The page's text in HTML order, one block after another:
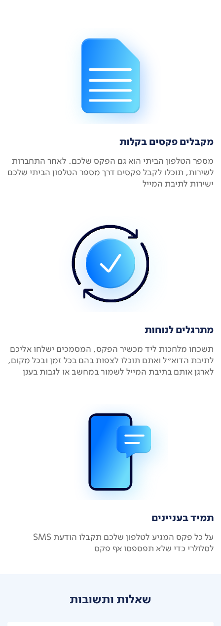
מקבלים פקסים בקלות
מספר הטלפון הביתי הוא גם הפקס שלכם. לאחר התחברות
לשירות, תוכלו לקבל פקסים דרך מספר הטלפון הביתי שלכם
ישירות לתיבת המייל
מתרגלים לנוחות
תשכחו מלחכות ליד מכשיר הפקס, המסמכים ישלחו אליכם
לתיבת הדוא"ל ואתם תוכלו לצפות בהם בכל זמן ובכל מקום,
לארגן אותם בתיבת המייל לשמור במחשב או לגבות בענן
תמיד בעניינים
על כל פקס המגיע לטלפון שלכם תקבלו הודעת SMS
לסלולרי כדי שלא תפספסו אף פקס
שאלות ותשובות